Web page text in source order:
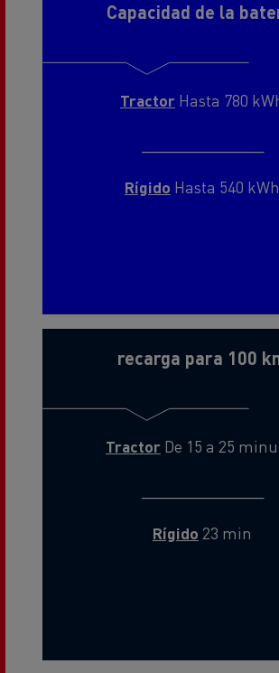
Capacidad de la
Tractor Hasta 780
Rígido Hasta 540 kWh
recarga para 100
Tractor De 15 a 25
Rígido 23 min